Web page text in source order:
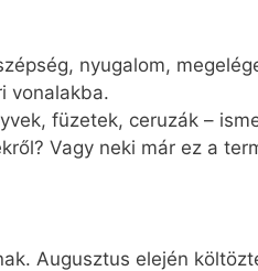
nyugalom,
vonalakba.
füzetek, ceruzák –
Vagy neki már ez a
Augusztus elején